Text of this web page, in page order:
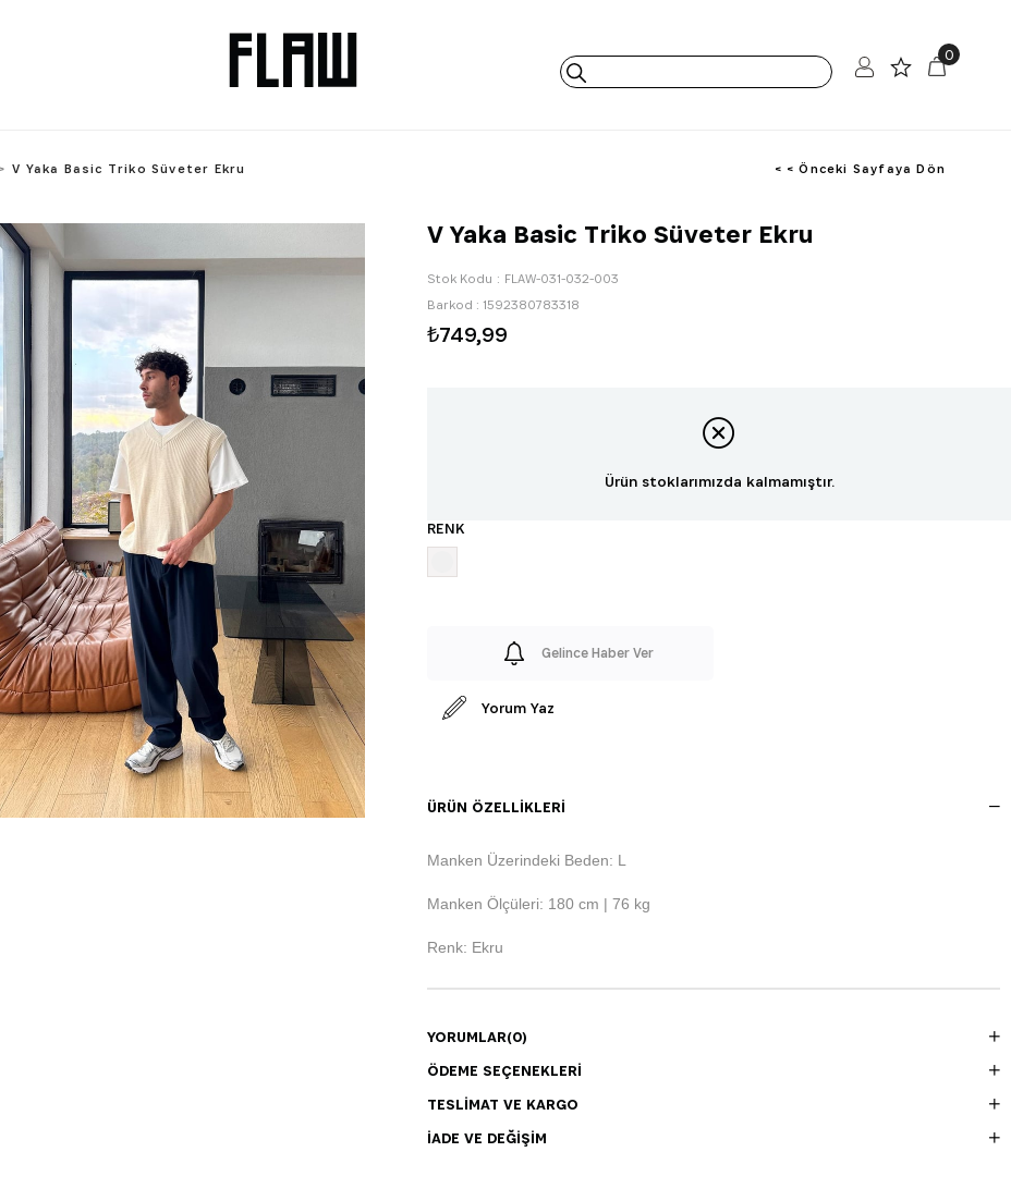
0
V Yaka Basic Triko Süveter Ekru < < Önceki Sayfaya Dön
V Yaka Basic Triko Süveter Ekru
Stok Kodu
FLAW-031-032-003
Barkod : 1592380783318
₺749,99
Ürün stoklarımızda kalmamıştır.
RENK
Gelince Haber Ver
Yorum Yaz
ÜRÜN ÖZELLIKLERI
Manken Üzerindeki Beden: L
Manken Ölçüleri: 180 cm | 76 kg
Renk: Ekru
YORUMLAR(0)
ÖDEME SEÇENEKLERI
TESLIMAT VE KARGO
İADE VE DEĞIŞIM